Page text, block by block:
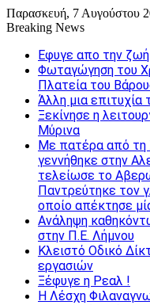
Παρασκευή, 7 Αυγούστου
Breaking News
Εφυγε απο την
Φωταγώγηση του
Πλατεία του
Άλλη μια επιτυχία
Ξεκίνησε η
Μύρινα
Με πατέρα από τη
γεννήθηκε στην
τελείωσε το
Παντρεύτηκε τον
οποίο απέκτησε
Ανάληψη
στην Π.Ε. Λήμνου
Κλειστό Οδικό
εργασιών
Ξέφυγε η Ρεαλ !
Η Λέσχη